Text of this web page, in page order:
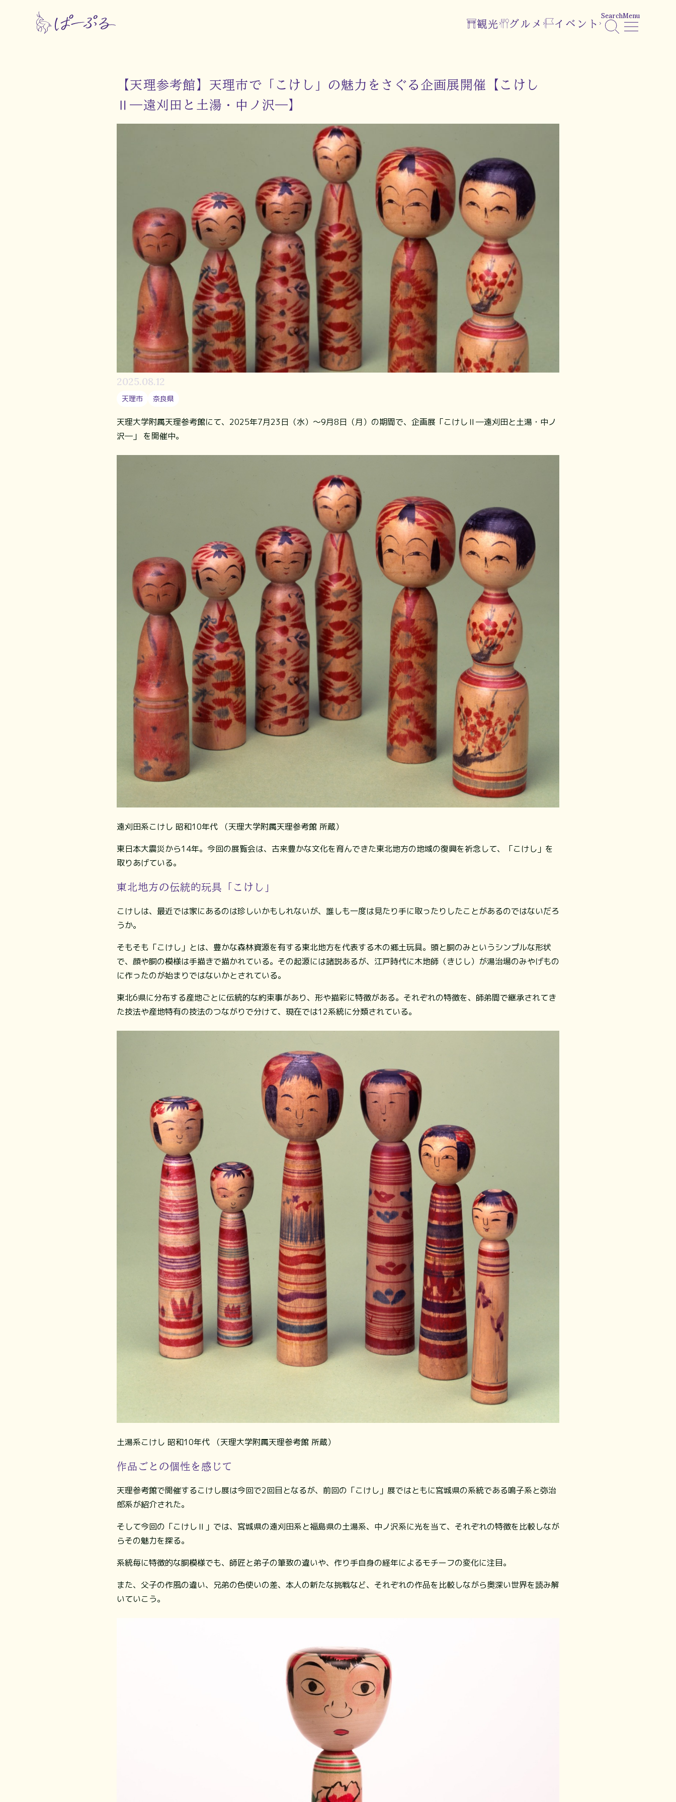
観光 グルメ イベント
SearchMenu
【天理参考館】天理市で「こけし」の魅力をさぐる企画展開催【こけし
Ⅱ―遠刈田と土湯・中ノ沢―】
2025.08.12
天理市 奈良県
天理大学附属天理参考館にて、2025年7月23日（水）～9月8日（月）の期間で、企画展「こけしⅡ―遠刈田と土湯・中ノ
沢―」 を開催中。
遠刈田系こけし 昭和10年代 （天理大学附属天理参考館 所蔵）
東日本大震災から14年。今回の展覧会は、古来豊かな文化を育んできた東北地方の地域の復興を祈念して、「こけし」を
取りあげている。
東北地方の伝統的玩具「こけし」
こけしは、最近では家にあるのは珍しいかもしれないが、誰しも一度は見たり手に取ったりしたことがあるのではないだろ
うか。
そもそも「こけし」とは、豊かな森林資源を有する東北地方を代表する木の郷土玩具。頭と胴のみというシンプルな形状
で、顔や胴の模様は手描きで描かれている。その起源には諸説あるが、江戸時代に木地師（きじし）が湯治場のみやげもの
に作ったのが始まりではないかとされている。
東北6県に分布する産地ごとに伝統的な約束事があり、形や描彩に特徴がある。それぞれの特徴を、師弟間で継承されてき
た技法や産地特有の技法のつながりで分けて、現在では12系統に分類されている。
土湯系こけし 昭和10年代 （天理大学附属天理参考館 所蔵）
作品ごとの個性を感じて
天理参考館で開催するこけし展は今回で2回目となるが、前回の「こけし」展ではともに宮城県の系統である鳴子系と弥治
郎系が紹介された。
そして今回の「こけしⅡ」では、宮城県の遠刈田系と福島県の土湯系、中ノ沢系に光を当て、それぞれの特徴を比較しなが
らその魅力を探る。
系統毎に特徴的な胴模様でも、師匠と弟子の筆致の違いや、作り手自身の経年によるモチーフの変化に注目。
また、父子の作風の違い、兄弟の色使いの差、本人の新たな挑戦など、それぞれの作品を比較しながら奥深い世界を読み解
いていこう。